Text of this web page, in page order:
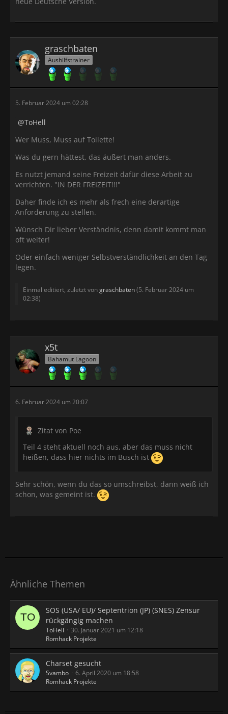
graschbaten
Aushilfstrainer
5. Februar 2024 um 02:28
ToHell
Wer Muss, Muss auf Toilette!
Was du gern hättest, das äußert man anders.
Es nutzt jemand seine Freizeit dafür diese Arbeit zu
verrichten. "IN DER FREIZEIT!!!"
Daher finde ich es mehr als frech eine derartige
Anforderung zu stellen.
Wünsch Dir lieber Verständnis, denn damit kommt man
oft weiter!
Oder einfach weniger Selbstverständlichkeit an den Tag
legen.
Einmal editiert, zuletzt vongraschbaten(5. Februar 2024 um
02:38)
x5t
Bahamut Lagoon
6. Februar 2024 um 20:07
Zitat von Poe
Teil 4 steht aktuell noch aus, aber das muss nicht
heißen, dass hier nichts im Busch ist
Sehr schön, wenn du das so umschreibst, dann weiß ich
schon, was gemeint ist.
Ähnliche Themen
SOS (USA/ EU)/ Septentrion (JP) (SNES) Zensur
rückgängig machen
ToHell
30. Januar 2021 um 12:18
Romhack Projekte
Charset gesucht
Svambo
6. April 2020 um 18:58
Romhack Projekte